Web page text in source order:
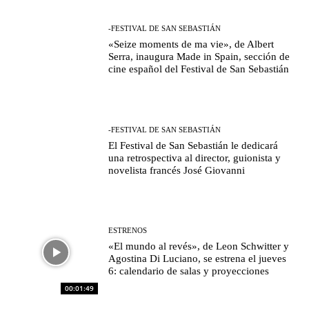
-FESTIVAL DE SAN SEBASTIÁN
«Seize moments de ma vie», de Albert
Serra, inaugura Made in Spain, sección de
cine español del Festival de San Sebastián
-FESTIVAL DE SAN SEBASTIÁN
El Festival de San Sebastián le dedicará
una retrospectiva al director, guionista y
novelista francés José Giovanni
00:01:49
ESTRENOS
«El mundo al revés», de Leon Schwitter y
Agostina Di Luciano, se estrena el jueves
6: calendario de salas y proyecciones